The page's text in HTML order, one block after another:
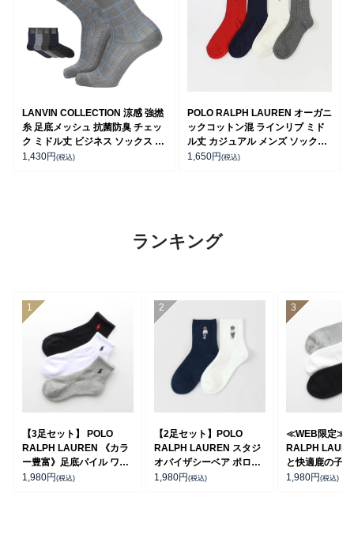
LANVIN COLLECTION 涼感 強撚
糸 足底メッシュ 抗菌防臭 チェッ
ク ミドル丈 ビジネス ソックス メ
ンズ 02402041
1,430円 (税込)
POLO RALPH LAUREN オーガニ
ックコットン混 ラインリブ ミド
ル丈 カジュアル メンズ ソックス
02012498
1,650円 (税込)
ランキング
【3足セット】 POLO
RALPH LAUREN 《カラ
ー豊富》足底パイル ワン
ポイントソックス ショー
1,980円(税込)
【2足セット】POLO
RALPH LAUREN スタジ
オバイザシーベア ポロベ
ア オーガニックコットン
1,980円(税込)
≪WEB限定
RALPH
と快適鹿の子
ーカー丈ソッ
1,980円(税込)